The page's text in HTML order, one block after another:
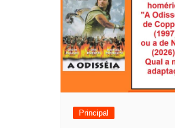
g
a
ç
ã
Principal